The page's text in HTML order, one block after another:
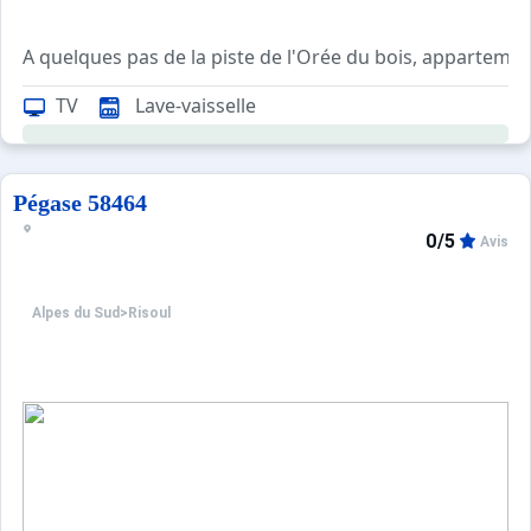
A quelques pas de la piste de l'Orée du bois,
Prestations en sus sur commande : location linge de lit
Tarifs préférentiels : cours de ski, matériel de ski,
TV Lave-vaisselle
Pégase 58464
Alpes du Sud > Risoul
0/5 Avis